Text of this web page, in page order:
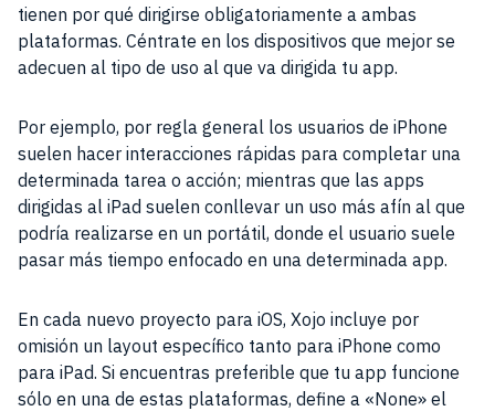
tienen por qué dirigirse obligatoriamente a ambas
plataformas. Céntrate en los dispositivos que mejor se
adecuen al tipo de uso al que va dirigida tu app.
Por ejemplo, por regla general los usuarios de iPhone
suelen hacer interacciones rápidas para completar una
determinada tarea o acción; mientras que las apps
dirigidas al iPad suelen conllevar un uso más afín al que
podría realizarse en un portátil, donde el usuario suele
pasar más tiempo enfocado en una determinada app.
En cada nuevo proyecto para iOS, Xojo incluye por
omisión un layout específico tanto para iPhone como
para iPad. Si encuentras preferible que tu app funcione
sólo en una de estas plataformas, define a «None» el